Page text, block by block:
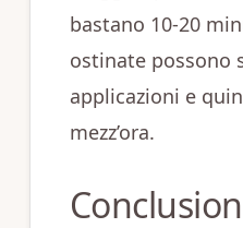
bastano 10-20
ostinate possono
applicazioni e
mezz’ora.